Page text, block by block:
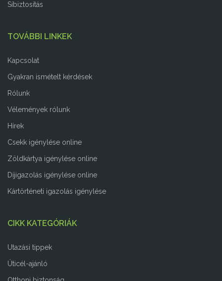
Síbiztosítás
TOVÁBBI LINKEK
Kapcsolat
Gyakran ismételt kérdések
Rólunk
Vélemények rólunk
Hírek
Csekk igénylése online
Zöldkártya igénylése online
Díjigazolás igénylése online
Kártörténeti igazolás igénylése
CIKK KATEGÓRIÁK
Utazási tippek
Úticél-ajánló